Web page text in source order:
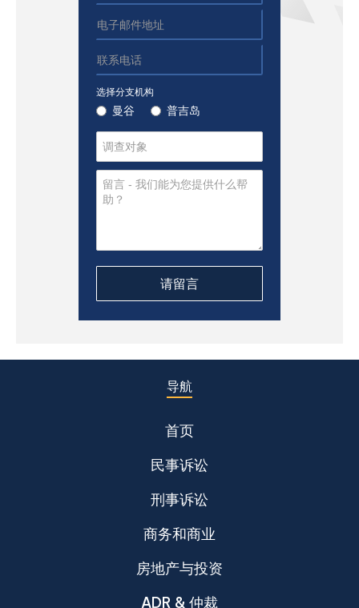
选择分支机构
曼谷 普吉岛
导航
首页
民事诉讼
刑事诉讼
商务和商业
房地产与投资
ADR & 仲裁